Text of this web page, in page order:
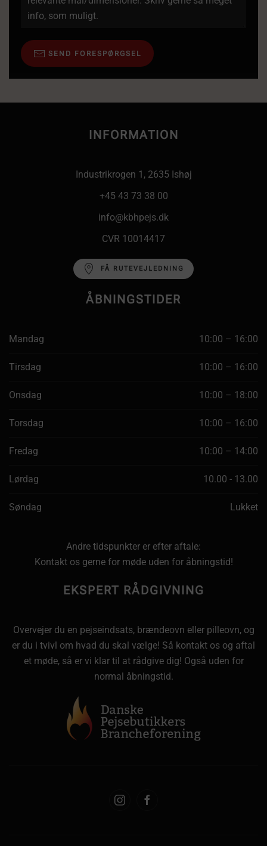
SEND FORESPØRGSEL
INFORMATION
Industrikrogen 1, 2635 Ishøj
+45 43 73 38 00
info@kbhpejs.dk
CVR 10014417
FÅ RUTEVEJLEDNING
ÅBNINGSTIDER
Mandag 10:00 – 16:00
Tirsdag 10:00 – 16:00
Onsdag 10:00 – 18:00
Torsdag 10:00 – 16:00
Fredag 10:00 – 14:00
Lørdag 10.00 - 13.00
Søndag Lukket
Andre tidspunkter er efter aftale:
Kontakt os gerne for møde uden for åbningstid!
EKSPERT RÅDGIVNING
Overvejer du en pejseindsats, brændeovn eller pilleovn, og
er du i tvivl om hvad du skal vælge! Så kontakt os og aftal
et møde, så er vi klar til at rådgive dig! Også uden for
normal åbningstid.